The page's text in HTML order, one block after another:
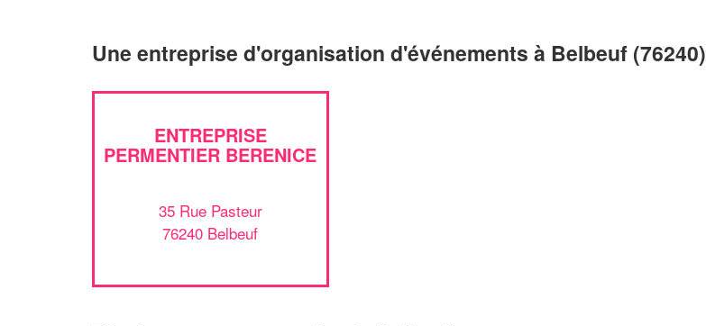
Une entreprise d'organisation d'événements à Belbeuf (76240)
ENTREPRISE
PERMENTIER BERENICE
35 Rue Pasteur
76240 Belbeuf